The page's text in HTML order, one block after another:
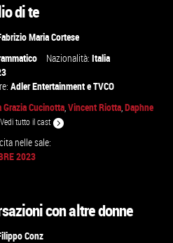
di te
Maria Cortese
Nazionalità:Italia
Adler EntertainmenteTVCO
Grazia Cucinotta,Vincent Riotta,Daphne
Vedi tutto il cast
nelle sale:
2023
con altre donne
Conz